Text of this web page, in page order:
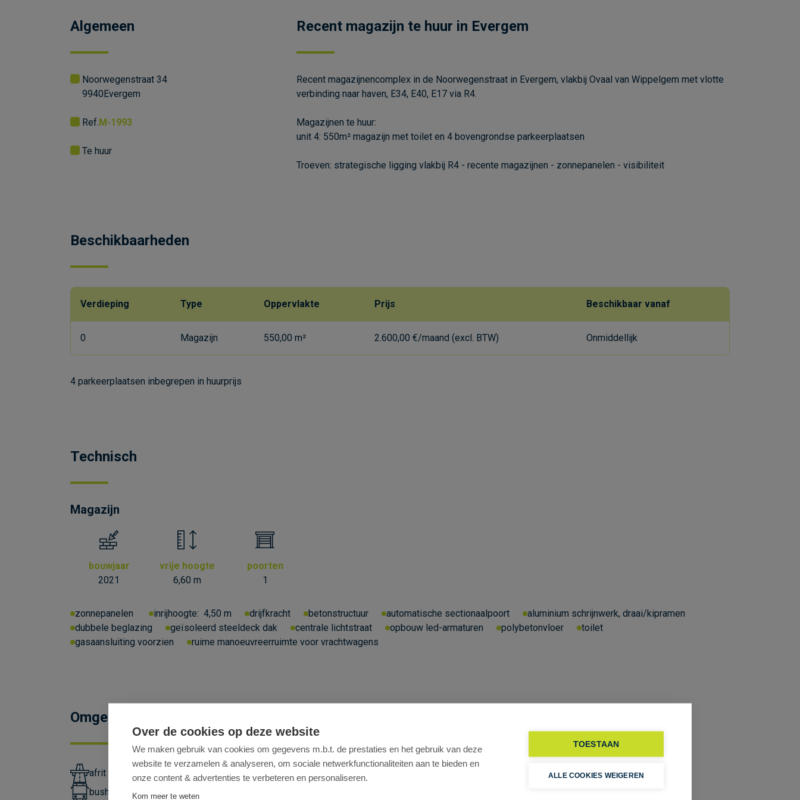
Algemeen
Evergem
9940
Noorwegenstraat 34
Ref.M-1993
Te huur
Recent magazijn te huur in Evergem
Recent magazijnencomplex in de Noorwegenstraat in Evergem, vlakbij Ovaal van Wippelgem met vlotte
verbinding naar haven, E34, E40, E17 via R4.
Magazijnen te huur:
unit 4: 550m² magazijn met toilet en 4 bovengrondse parkeerplaatsen
Troeven: strategische ligging vlakbij R4 - recente magazijnen - zonnepanelen - visibiliteit
Beschikbaarheden
Verdieping Type Oppervlakte Prijs Beschikbaar vanaf
0 Magazijn 550,00 m² 2.600,00 €/maand (excl. BTW) Onmiddellijk
4 parkeerplaatsen inbegrepen in huurprijs
Technisch
Magazijn
bouwjaar
2021
vrije hoogte
6,60 m
poorten
1
zonnepanelen inrijhoogte: 4,50 m drijfkracht betonstructuur automatische sectionaalpoort
aluminium schrijnwerk, draai/kipramen
dubbele beglazing
geïsoleerd steeldeck dak centrale lichtstraat opbouw led-armaturen polybetonvloer
toilet
gasaansluiting voorzien
ruime manoeuvreerruimte voor vrachtwagens
Omgeving
afrit R4 op 600m
bushalte lijn 54 en 565 op 1300m
Over de cookies op deze website
We maken gebruik van cookies om gegevens m.b.t. de prestaties en het gebruik van deze
website te verzamelen & analyseren, om sociale netwerkfunctionaliteiten aan te bieden en
onze content & advertenties te verbeteren en personaliseren.
Kom meer te weten
TOESTAAN
ALLE COOKIES WEIGEREN